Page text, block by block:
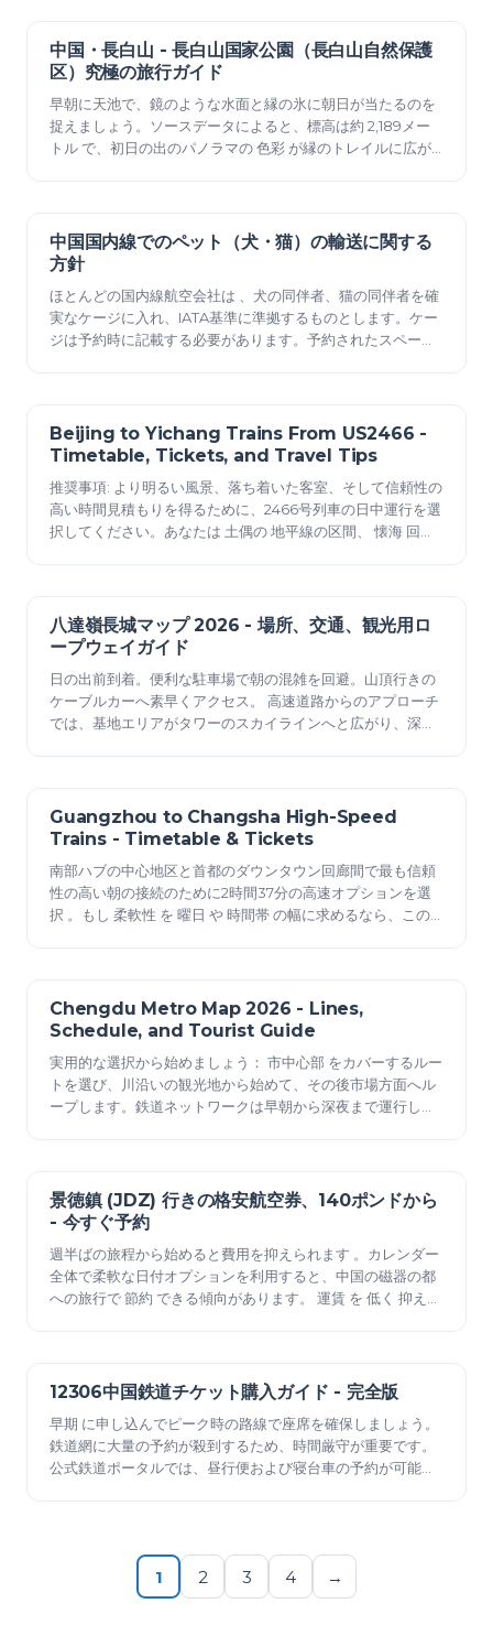
23:00まで営業しています。 路線 とホーム番号を記載した
案…
2025年12月23日
中国・長白山 - 長白山国家公園（長白山自然保護
区）究極の旅行ガイド
早朝に天池で、鏡のような水面と縁の氷に朝日が当たるのを
捉えましょう。ソースデータによると、標高は約 2,189メー
トル で、初日の出のパノラマの 色彩 が縁のトレイルに広が
迅速なタンパク質源となります。ペース配分をすれば長い一
日ではありま…
2025年12月23日
中国国内線でのペット（犬・猫）の輸送に関する
方針
ほとんどの国内線航空会社は 、犬の同伴者、猫の同伴者を確
実なケージに入れ、IATA基準に準拠するものとします。ケー
ジは予約時に記載する必要があります。予約されたスペース
は、書類の不備またはケージの不遵守に起因することがよく
あります。 必要…
2025年12月23日
Beijing to Yichang Trains From US2466 -
Timetable, Tickets, and Travel Tips
推奨事項: より明るい風景、落ち着いた客室、そして信頼性の
高い時間見積もりを得るために、2466号列車の日中運行を選
択してください。あなたは 土偶の 地平線の区間、 懐海 回廊
2025年12月23日
八達嶺長城マップ 2026 - 場所、交通、観光用ロ
ープウェイガイド
日の出前到着。便利な駐車場で朝の混雑を回避。山頂行きの
ケーブルカーへ素早くアクセス。 高速道路からのアプローチ
では、基地エリアがタワーのスカイラインへと広がり、深い
るために引き返すことを忘れないでください。 3月は、尾根
の風が強く、気温は…
2025年12月23日
Guangzhou to Changsha High-Speed
Trains - Timetable & Tickets
南部ハブの中心地区と首都のダウンタウン回廊間で最も信頼
性の高い朝の接続のために2時間37分の高速オプションを選
択 。もし 柔軟性 を 曜日 や 時間帯 の幅に求めるなら、この
せることができます。 最速のオプション以外にも、次の選…
2025年12月23日
Chengdu Metro Map 2026 - Lines,
Schedule, and Tourist Guide
実用的な選択から始めましょう： 市中心部 をカバーするルー
トを選び、川沿いの観光地から始めて、その後市場方面へル
ープします。鉄道ネットワークは早朝から深夜まで運行して
2025年12月23日
景徳鎮 (JDZ) 行きの格安航空券、140ポンドから
- 今すぐ予約
週半ばの旅程から始めると費用を抑えられます 。カレンダー
全体で柔軟な日付オプションを利用すると、中国の磁器の都
への旅行で 節約 できる傾向があります。 運賃 を 低く 抑えた
の 違い は顕著になる可能性があります。いくつかの 航…
2025年12月23日
12306中国鉄道チケット購入ガイド - 完全版
早期 に申し込んでピーク時の路線で座席を確保しましょう。
鉄道網に大量の予約が殺到するため、時間厳守が重要です。
公式鉄道ポータルでは、昼行便および寝台車の予約が可能で
ている通りの旅行者名、確認用の携帯電話、ポータルサイト
のユーザーアカウン…
1 2 3 4 →